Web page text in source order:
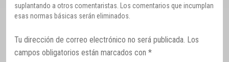
suplantando a otros comentaristas. Los comentarios que incumplan
esas normas básicas serán eliminados.
Tu dirección de correo electrónico no será publicada. Los
campos obligatorios están marcados con *